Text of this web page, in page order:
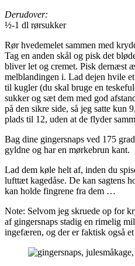
Derudover:
½-1 dl rørsukker
Rør hvedemelet sammen med
Tag en anden skål og pisk det
bliver let og cremet. Pisk dernæst
melblandingen i. Lad dejen hvile
til kugler (du skal bruge en
sukker og sæt dem med god
på den sikre side, så jeg satte kun
plads til 12, uden at de flyder
Bag dine gingersnaps ved 175
gyldne og har en mørkebrun kant.
Lad dem køle helt af, inden du
lufttæt kagedåse. De kan sagtens
kan holde fingrene fra dem …
Note: Selvom jeg skruede op for
af gingersnaps stadig en rimelig
ingefæren, og der er faktisk også